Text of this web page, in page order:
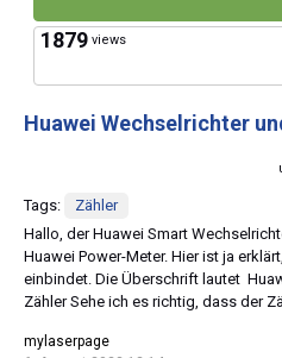
1879 views
Huawei Wechselrichter
Tags:
Zähler
Hallo, der Huawei Smart
Huawei Power-Meter. Hier ist ja
einbindet. Die Überschrift lautet
Zähler Sehe ich es richtig, dass der
mylaserpage